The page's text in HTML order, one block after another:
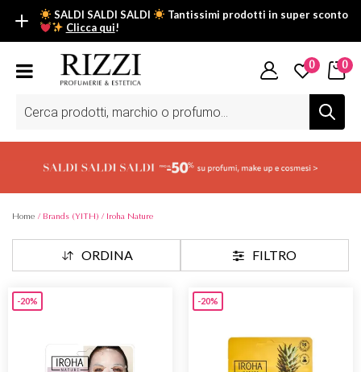
SALDI SALDI SALDI
Tantissimi prodotti in super sconto
Clicca qui!
SALDI SALDI SALDI
Fino al -50% su tantissimi prodotti beauty nella sezione saldi: il
Scopri tutti i prodotti in super saldo!Clicca qui
prodotti
0 0
Home / Brands (YITH) / Iroha Nature
ORDINA FILTRO
-20% -20%